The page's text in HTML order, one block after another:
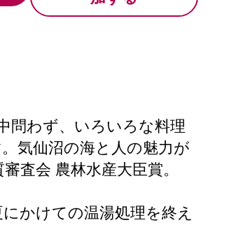
問わず、いろいろな料理
気仙沼の海と人の魅力が
査会 農林水産大臣賞。
かけての温湯処理を終え